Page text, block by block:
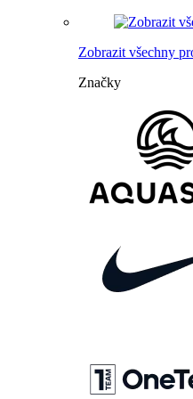
Zobrazit všechny
Značky